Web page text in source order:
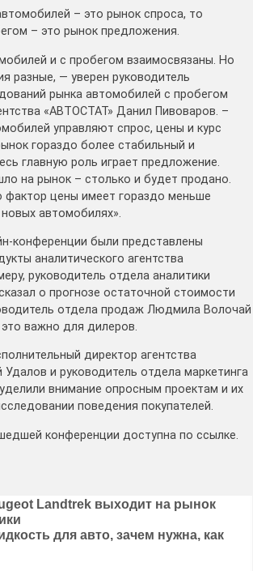
– это рынок спроса, то
– это рынок предложения.
и с пробегом взаимосвязаны. Но
разные, — уверен руководитель
рынка автомобилей с пробегом
«АВТОСТАТ» Данил Пивоваров. –
управляют спрос, цены и курс
гораздо более стабильный и
главную роль играет предложение.
на рынок – столько и будет продано.
фактор цены имеет гораздо меньше
автомобилях».
конференции были представлены
аналитического агентства
руководитель отдела аналитики
о прогнозе остаточной стоимости
отдела продаж Людмила Волочай
важно для дилеров.
директор агентства
и руководитель отдела маркетинга
внимание опросным проектам и их
поведения покупателей.
конференции доступна по ссылке.
Landtrek выходит на рынок
для авто, зачем нужна, как